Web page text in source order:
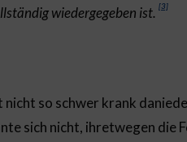
wiedergegeben ist. [3]
so schwer krank
sich nicht, ihretwegen die